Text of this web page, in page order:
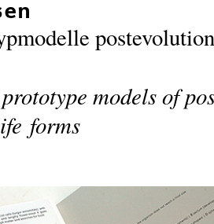
models of
forms